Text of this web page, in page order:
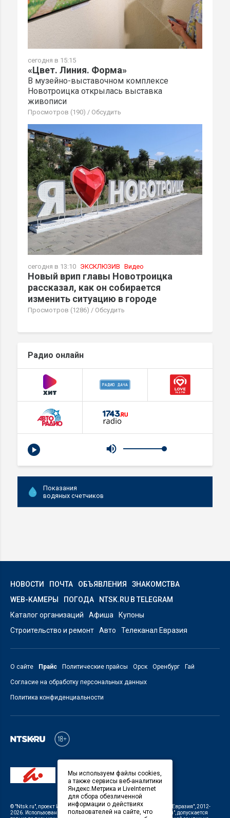
сегодня в 15:15
«Цвет. Линия. Форма»
В музейно-выставочном комплексе
Новотроицка открылась выставка
живописи
Просмотров (190) / Обсудить
сегодня в 13:10 ЭКСКЛЮЗИВ Видео
Новый врип главы Новотроицка
рассказал, как он собирается
изменить ситуацию в городе
Просмотров (1286) / Обсудить
Радио онлайн
Показания
водяных счетчиков
НОВОСТИ ПОЧТА ОБЪЯВЛЕНИЯ
ЗНАКОМСТВА
WEB-КАМЕРЫ
ПОГОДА
NTSK.RU В TELEGRAM
Каталог организаций
Афиша
Купоны
Строительство и ремонт
Авто Телеканал Евразия
О сайте Прайс Политические прайсы Орск Оренбург Гай
Согласие на обработку персональных данных
Политика конфиденциальности
© "Ntsk.ru", проект ИП Савин В.В. Служба информации: ООО "ТРК "Евразия", 2012-
2026. Использование материалов, размещенных на сайте
"Ntsk.ru", допускается
Мы используем файлы cookies,
а также сервисы веб-аналитики
Яндекс.Метрика и LiveInternet
для сбора обезличенной
информации о действиях
пользователей на сайте, что